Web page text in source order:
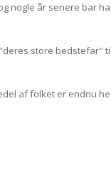
nogle år senere bar
store bedstefar"
af folket er endnu